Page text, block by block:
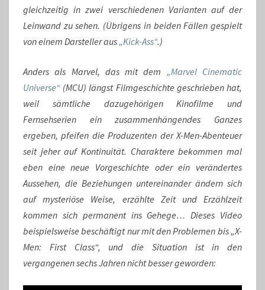
gleichzeitig in zwei verschiedenen Varianten auf der
Leinwand zu sehen. (Übrigens in beiden Fällen gespielt
von einem Darsteller aus„Kick-Ass“.)
Anders als Marvel, das mit dem „Marvel Cinematic
Universe“ (MCU) längst Filmgeschichte geschrieben hat,
weil sämtliche dazugehörigen Kinofilme und
Fernsehserien ein zusammenhängendes Ganzes
ergeben, pfeifen die Produzenten der X-Men-Abenteuer
seit jeher auf Kontinuität. Charaktere bekommen mal
eben eine neue Vorgeschichte oder ein verändertes
Aussehen, die Beziehungen untereinander ändern sich
auf mysteriöse Weise, erzählte Zeit und Erzählzeit
kommen sich permanent ins Gehege… Dieses Video
beispielsweise beschäftigt nur mit den Problemen bis „X-
Men: First Class“, und die Situation ist in den
vergangenen sechs Jahren nicht besser geworden: